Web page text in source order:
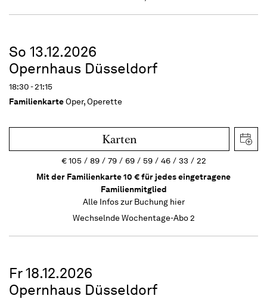
So 13.12.2026
Opernhaus Düsseldorf
18:30 - 21:15
FamilienkarteOper, Operette
Karten
€105 89 79 69 59 46 33
22
Mit der Familienkarte 10 € für jedes eingetragene
Familienmitglied
Alle Infos zur Buchung hier
Wechselnde Wochentage-Abo 2
Fr 18.12.2026
Opernhaus Düsseldorf